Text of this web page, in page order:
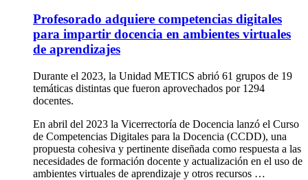
Profesorado adquiere competencias digitales
para impartir docencia en ambientes virtuales
de aprendizajes
Durante el 2023, la Unidad METICS abrió 61 grupos de 19
temáticas distintas que fueron aprovechados por 1294
docentes.
En abril del 2023 la Vicerrectoría de Docencia lanzó el Curso
de Competencias Digitales para la Docencia (CCDD), una
propuesta cohesiva y pertinente diseñada como respuesta a las
necesidades de formación docente y actualización en el uso de
ambientes virtuales de aprendizaje y otros recursos …